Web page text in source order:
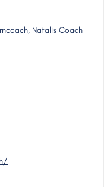
Natalis Coach